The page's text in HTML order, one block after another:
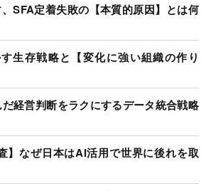
SFA定着失敗の【本質的原因】とは何
生存戦略と【変化に強い組織の作り
経営判断をラクにするデータ統合戦略
】なぜ日本はAI活用で世界に後れを取